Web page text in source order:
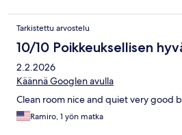
Tarkistettu arvostelu
10/10 Poikkeuksellisen
2.2.2026
Käännä Googlen avulla
Clean room nice and quiet very good
Ramiro, 1 yön matka